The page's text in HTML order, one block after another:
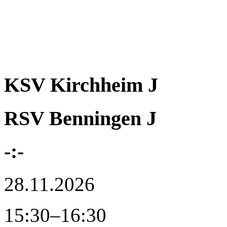
KSV Kirchheim J
RSV Benningen J
-:-
28.11.2026
15:30–16:30